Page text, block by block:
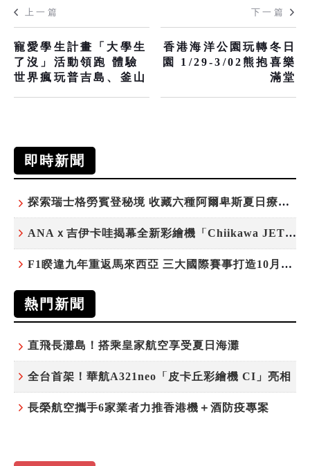
上一篇
寵愛學生計畫「大學生
了沒」活動領跑 體驗
世界瘋玩普吉島、釜山
下一篇
香港海洋公園玩轉冬日
園 1/29-3/02熊抱喜樂
滿堂
即時新聞
探索瑞士格勞賓登秘境 收藏六種阿爾卑斯夏日療癒之旅
ANAｘ吉伊卡哇揭幕全新彩繪機「Chiikawa JET」
F1睽違九年重返馬來西亞 三大國際賽事打造10月運動旅遊熱潮 賽車、自行車、路跑同週登場
熱門新聞
直飛長灘島！搭乘皇家航空享受夏日海灘
全台首架！華航A321neo「皮卡丘彩繪機 CI」亮相
長榮航空攜手6家業者力推香港機＋酒防疫專案